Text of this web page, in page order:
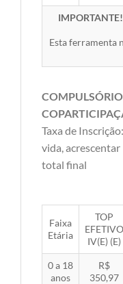
IMPORTANTE!
Esta ferramenta
Taxa de
vida,
total final
Faixa
Etária
TOP
EFETIVO
IV(E) (E)
0 a 18
anos
R$
350,97